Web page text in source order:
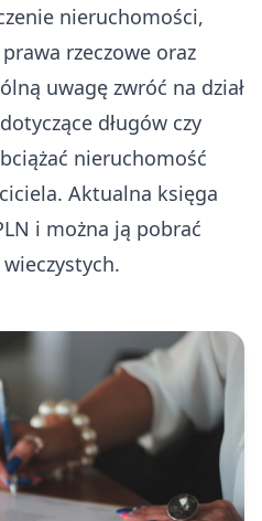
nieruchomości,
rzeczowe oraz
uwagę zwróć na dział
długów czy
nieruchomość
Aktualna księga
i można ją pobrać